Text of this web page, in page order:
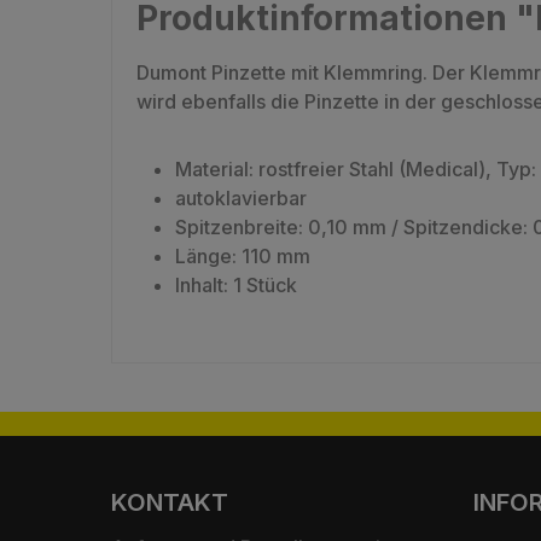
Produktinformationen
Dumont Pinzette mit Klemmring. Der
wird ebenfalls die Pinzette in der
Material: rostfreier Stahl (Medical), Typ:
autoklavierbar
Spitzenbreite: 0,10 mm / Spitzendicke:
Länge: 110 mm
Inhalt: 1 Stück
KONTAKT